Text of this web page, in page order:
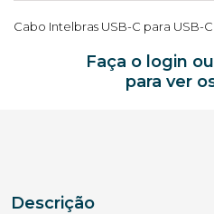
Cabo Intelbras USB-C para USB-C
Faça o login
para ver
Descrição